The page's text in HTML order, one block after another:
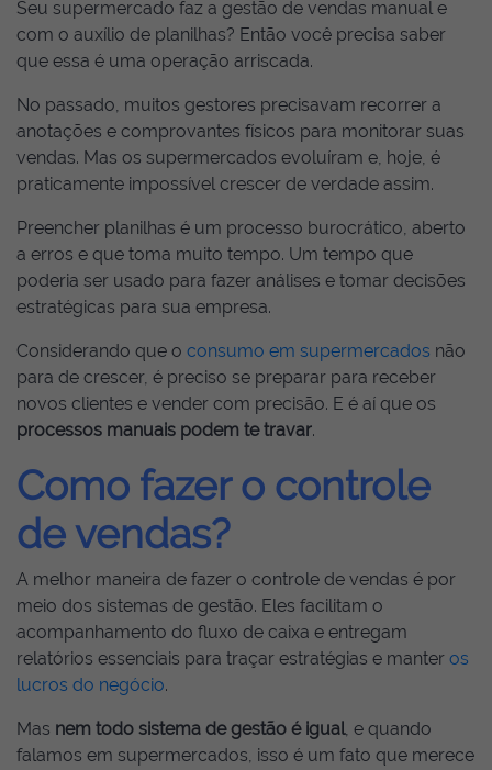
Seu supermercado faz a gestão de vendas manual e
com o auxílio de planilhas? Então você precisa saber
que essa é uma operação arriscada.
No passado, muitos gestores precisavam recorrer a
anotações e comprovantes físicos para monitorar suas
vendas. Mas os supermercados evoluíram e, hoje, é
praticamente impossível crescer de verdade assim.
Preencher planilhas é um processo burocrático, aberto
a erros e que toma muito tempo. Um tempo que
poderia ser usado para fazer análises e tomar decisões
estratégicas para sua empresa.
Considerando que o consumo em supermercados não
para de crescer, é preciso se preparar para receber
novos clientes e vender com precisão. E é aí que os
processos manuais podem te travar.
Como fazer o controle
de vendas?
A melhor maneira de fazer o controle de vendas é por
meio dos sistemas de gestão. Eles facilitam o
acompanhamento do fluxo de caixa e entregam
relatórios essenciais para traçar estratégias e manter os
lucros do negócio.
Mas nem todo sistema de gestão é igual, e quando
falamos em supermercados, isso é um fato que merece